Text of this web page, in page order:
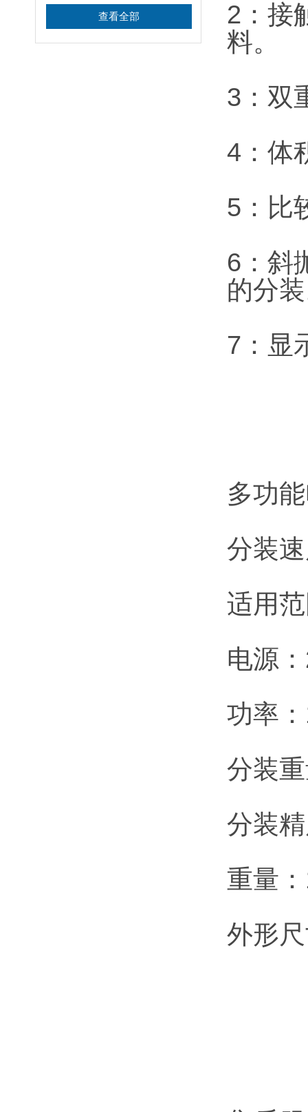
查看全部
2：接
料。
3：双
4：体
5：比
6：斜
的分
7：显
多功
分装
适用
电源
功率
分装
分装
重量
外形